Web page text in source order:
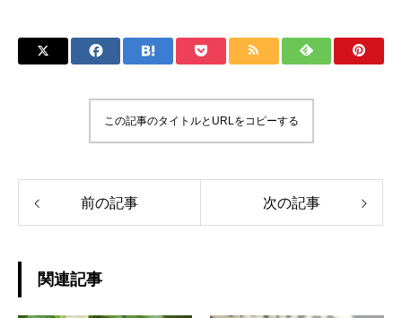
この記事のタイトルとURLをコピーする
前の記事 次の記事
関連記事